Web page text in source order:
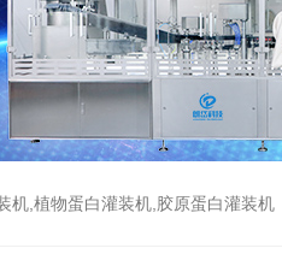
机,植物蛋白灌装机,胶原蛋白灌装机